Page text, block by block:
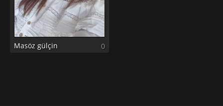
Masöz gülçin 0